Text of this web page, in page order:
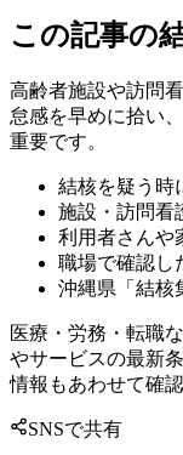
この記事の
高齢者施設や訪問
怠感を早めに拾い
重要です。
結核を疑う時
施設・訪問看
利用者さんや
職場で確認し
沖縄県「結核
医療・労務・転職
やサービスの最新
情報もあわせて確
SNSで共有